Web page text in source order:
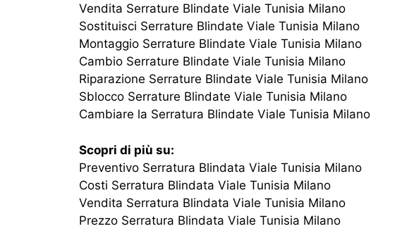
Vendita Serrature Blindate Viale Tunisia Milano
Sostituisci Serrature Blindate Viale Tunisia Milano
Montaggio Serrature Blindate Viale Tunisia Milano
Cambio Serrature Blindate Viale Tunisia Milano
Riparazione Serrature Blindate Viale Tunisia Milano
Sblocco Serrature Blindate Viale Tunisia Milano
Cambiare la Serratura Blindate Viale Tunisia Milano
Scopri di più su:
Preventivo Serratura Blindata Viale Tunisia Milano
Costi Serratura Blindata Viale Tunisia Milano
Vendita Serratura Blindata Viale Tunisia Milano
Prezzo Serratura Blindata Viale Tunisia Milano